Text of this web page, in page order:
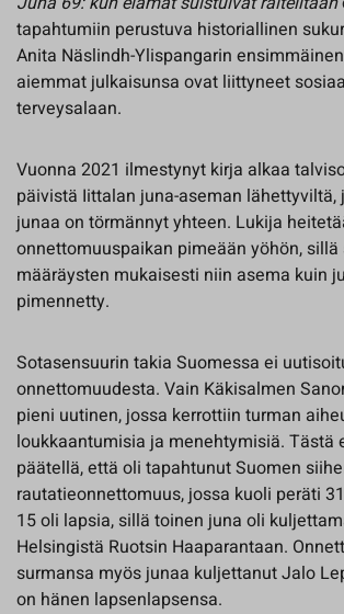
tapahtumiin perustuva historiallinen
Anita Näslindh-Ylispangarin
aiemmat julkaisunsa ovat liittyneet
terveysalaan.
Vuonna 2021 ilmestynyt kirja alkaa
päivistä Iittalan juna-aseman lähettyviltä,
junaa on törmännyt yhteen. Lukija
onnettomuuspaikan pimeään yöhön, sillä
määräysten mukaisesti niin asema kuin
pimennetty.
Sotasensuurin takia Suomessa ei
onnettomuudesta. Vain Käkisalmen
pieni uutinen, jossa kerrottiin turman
loukkaantumisia ja menehtymisiä. Tästä
päätellä, että oli tapahtunut Suomen
rautatieonnettomuus, jossa kuoli peräti
15 oli lapsia, sillä toinen juna oli
Helsingistä Ruotsin Haaparantaan.
surmansa myös junaa kuljettanut Jalo
on hänen lapsenlapsensa.